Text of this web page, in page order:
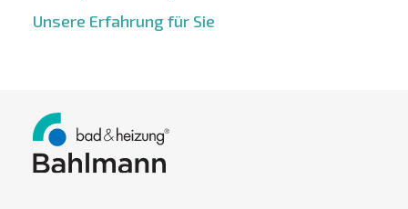
Unsere Erfahrung für Sie